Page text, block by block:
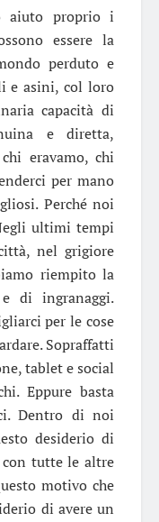
aiuto proprio i
essere la
perduto e
e asini, col loro
capacità di
e diretta,
eravamo, chi
per mano
Perché noi
ultimi tempi
nel grigiore
riempito la
di ingranaggi.
per le cose
Sopraffatti
tablet e social
Eppure basta
Dentro di noi
desiderio di
tutte le altre
motivo che
di avere un